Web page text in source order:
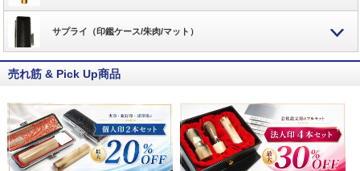
サプライ（印鑑ケース/朱肉/マット）
売れ筋 & Pick Up商品